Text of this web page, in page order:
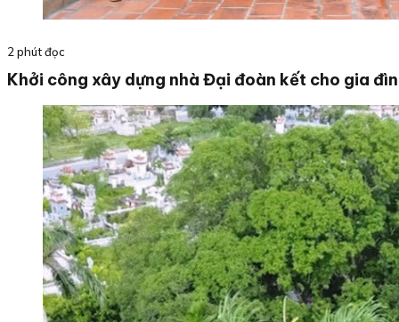
2 phút đọc
Khởi công xây dựng nhà Đại đoàn kết cho gia